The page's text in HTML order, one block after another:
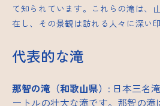
て知られています。これらの滝は、
在し、その景観は訪れる人々に深い
代表的な滝
那智の滝（和歌山県） : 日本三名
ートルの壮大な滝です。那智の